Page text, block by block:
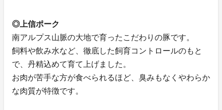
◎上信ポーク
南アルプス山脈の大地で育ったこだわりの豚です。
飼料や飲み水など、徹底した飼育コントロールのもと
で、丹精込めて育て上げました。
お肉が苦手な方が食べられるほど、臭みもなくやわらか
な肉質が特徴です。